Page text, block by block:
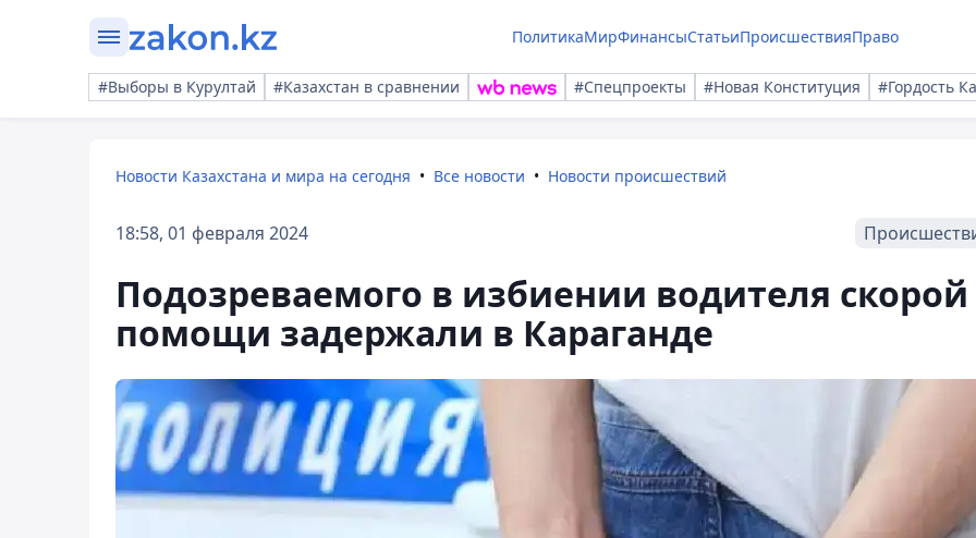
ПолитикаМирФинансыСтатьиПроисшествияПраво
#Выборы в Курултай #Казахстан в сравнении #Спецпроекты #Новая Конституция #Гордость
Новости Казахстана и мира на сегодня Все новости Новости происшествий
18:58, 01 февраля 2024
Подозреваемого в избиении водителя скорой
помощи задержали в Караганде